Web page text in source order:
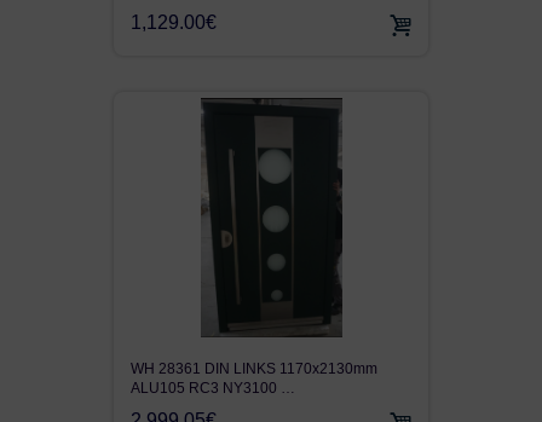
1,129.00€
WH 28361 DIN LINKS 1170x2130mm
ALU105 RC3 NY3100 …